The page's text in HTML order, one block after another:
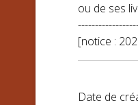
ou de ses
[notice :
Date de